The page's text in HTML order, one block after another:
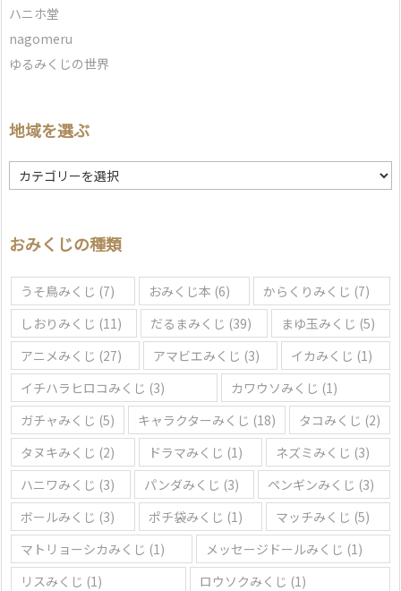
ハニホ堂
nagomeru
ゆるみくじの世界
地域を選ぶ
地
域
ぶ
おみくじの種類
うそ鳥みくじ (7) おみくじ本 (6) からくりみくじ (7)
しおりみくじ (11) だるまみくじ (39) まゆ玉みくじ (5)
アニメみくじ (27) アマビエみくじ (3) イカみくじ (1)
イチハラヒロコみくじ (3) カワウソみくじ (1)
ガチャみくじ (5) キャラクターみくじ (18) タコみくじ (2)
タヌキみくじ (2) ドラマみくじ (1) ネズミみくじ (3)
ハニワみくじ (3) パンダみくじ (3) ペンギンみくじ (3)
ボールみくじ (3) ポチ袋みくじ (1) マッチみくじ (5)
マトリョーシカみくじ (1) メッセージドールみくじ (1)
リスみくじ (1) ロウソクみくじ (1)